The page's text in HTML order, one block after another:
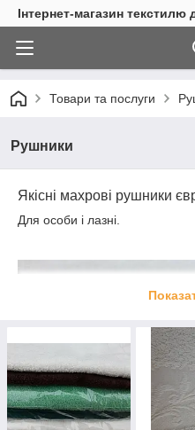
Інтернет-магазин
Товари та послуги
Рушники
Якісні махрові рушники
Для особи і лазні.